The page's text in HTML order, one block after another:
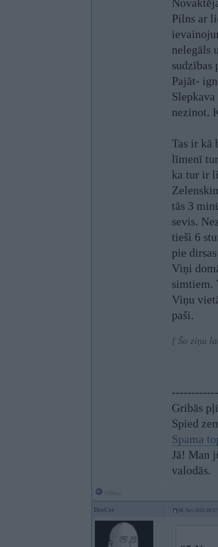
Pilns ar
nelegāls
sudzības
Pajāt-
nezinot.
Tas ir kā
līmenī
ka tur ir
tās 3
sevis.
tieši 6
pie
Viņi
simtiem.
Viņu
paši.
[ Šo ziņu
Gribās
Spied
Spama
Jā! Man
valodās.
DeeCee 06. Nov 2023, 00:37